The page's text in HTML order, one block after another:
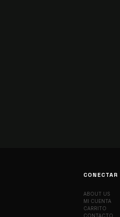
CONECTAR
ABOUT US
MI CUENTA
CARRITO
CONTACTO